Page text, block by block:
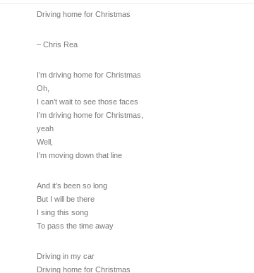
Driving home for Christmas
– Chris Rea
I’m driving home for Christmas
Oh,
I can’t wait to see those faces
I’m driving home for Christmas,
yeah
Well,
I’m moving down that line
And it’s been so long
But I will be there
I sing this song
To pass the time away
Driving in my car
Driving home for Christmas